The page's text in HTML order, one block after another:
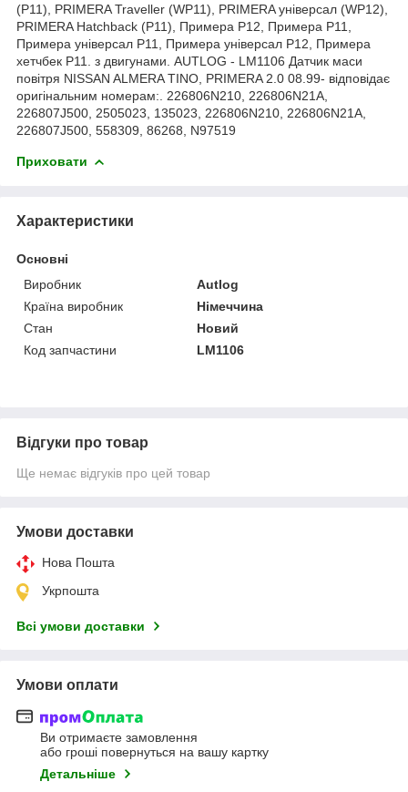
(P11), PRIMERA Traveller (WP11), PRIMERA універсал (WP12),
PRIMERA Hatchback (P11), Примера Р12, Примера Р11,
Примера універсал Р11, Примера універсал Р12, Примера
хетчбек Р11. з двигунами. AUTLOG - LM1106 Датчик маси
повітря NISSAN ALMERA TINO, PRIMERA 2.0 08.99- відповідає
оригінальним номерам:. 226806N210, 226806N21A,
226807J500, 2505023, 135023, 226806N210, 226806N21A,
226807J500, 558309, 86268, N97519
Приховати
Характеристики
Основні
Виробник
Autlog
Країна виробник
Німеччина
Стан
Новий
Код запчастини
LM1106
Відгуки про товар
Ще немає відгуків про цей товар
Умови доставки
Нова Пошта
Укрпошта
Всі умови доставки
Умови оплати
Ви отримаєте замовлення
або гроші повернуться на вашу картку
Детальніше